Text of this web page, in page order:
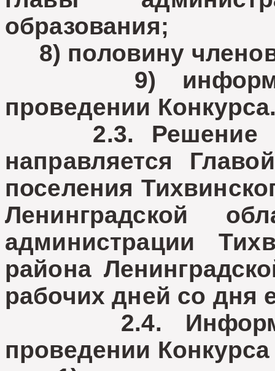
образования;
8) половину
9)
проведении
2.3. Решение об
направляется
поселения
Ленинградской
администрации
района
рабочих дней со дня
2.4.
проведении